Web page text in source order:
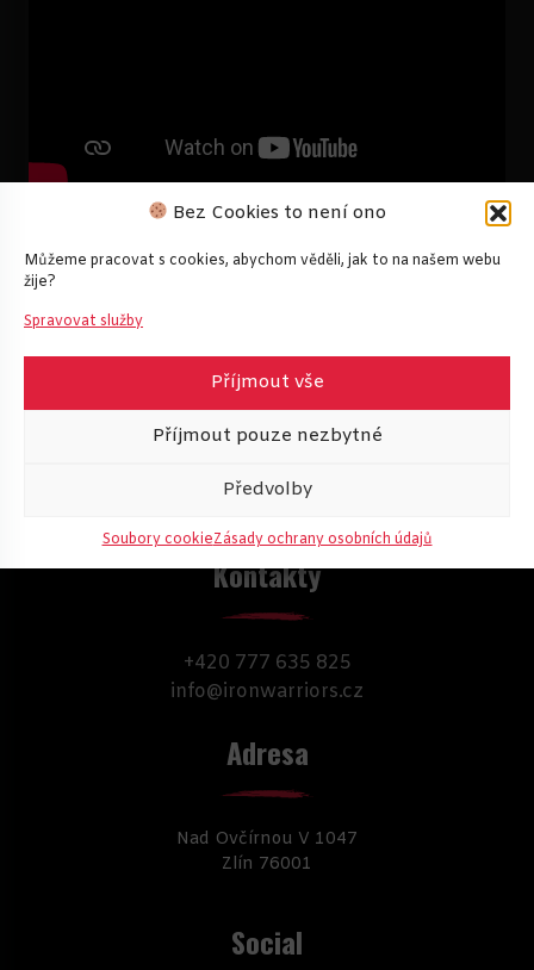
Bez Cookies to není ono
Můžeme pracovat s cookies, abychom věděli, jak to na našem webu
žije?
Spravovat služby
Příjmout vše
Příjmout pouze nezbytné
Předvolby
Soubory cookieZásady ochrany osobních údajů
Kontakty
+420 777 635 825
info@ironwarriors.cz
Adresa
Nad Ovčírnou V 1047
Zlín 76001
Social